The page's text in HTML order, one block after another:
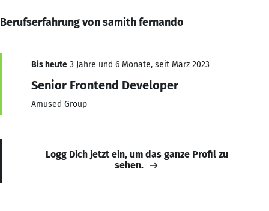
Berufserfahrung von samith fernando
Bis heute 3 Jahre und 6 Monate, seit März 2023
Senior Frontend Developer
Amused Group
Logg Dich jetzt ein, um das ganze Profil zu
sehen.